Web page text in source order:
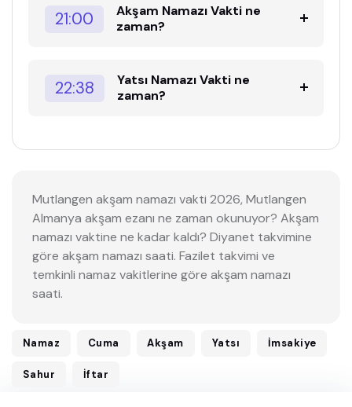
21:00
Akşam Namazı Vakti ne
zaman?
22:38
Yatsı Namazı Vakti ne
zaman?
Mutlangen akşam namazı vakti 2026, Mutlangen
Almanya akşam ezanı ne zaman okunuyor? Akşam
namazı vaktine ne kadar kaldı? Diyanet takvimine
göre akşam namazı saati. Fazilet takvimi ve
temkinli namaz vakitlerine göre akşam namazı
saati.
Namaz Cuma Akşam Yatsı İmsakiye
Sahur İftar